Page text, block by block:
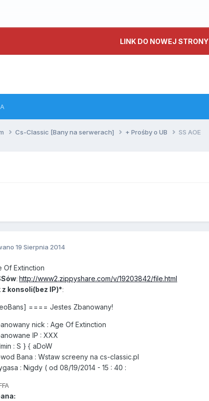
LINK DO NOWEJ STRONY
Cs-Classic [Bany na serwerach] + Prośby o UB SS AOE
19 Sierpnia 2014
Of Extinction
: http://www2.zippyshare.com/v/19203842/file.html
konsoli(bez IP)*:
==== Jestes Zbanowany!
nick : Age Of Extinction
IP : XXX
: S } { aDoW
Bana : Wstaw screeny na cs-classic.pl
: Nigdy ( od 08/19/2014 - 15 : 40 :